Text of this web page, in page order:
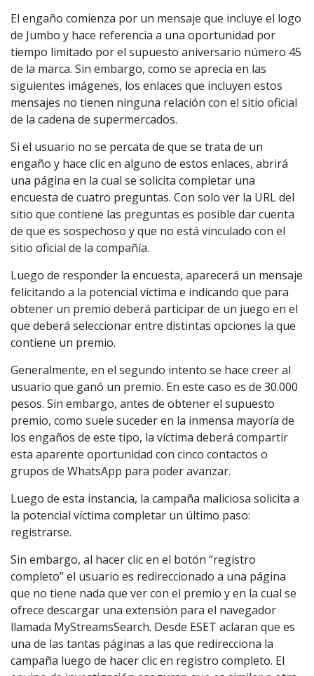
El engaño comienza por un mensaje que incluye el logo
de Jumbo y hace referencia a una oportunidad por
tiempo limitado por el supuesto aniversario número 45
de la marca. Sin embargo, como se aprecia en las
siguientes imágenes, los enlaces que incluyen estos
mensajes no tienen ninguna relación con el sitio oficial
de la cadena de supermercados.
Si el usuario no se percata de que se trata de un
engaño y hace clic en alguno de estos enlaces, abrirá
una página en la cual se solicita completar una
encuesta de cuatro preguntas. Con solo ver la URL del
sitio que contiene las preguntas es posible dar cuenta
de que es sospechoso y que no está vinculado con el
sitio oficial de la compañía.
Luego de responder la encuesta, aparecerá un mensaje
felicitando a la potencial víctima e indicando que para
obtener un premio deberá participar de un juego en el
que deberá seleccionar entre distintas opciones la que
contiene un premio.
Generalmente, en el segundo intento se hace creer al
usuario que ganó un premio. En este caso es de 30.000
pesos. Sin embargo, antes de obtener el supuesto
premio, como suele suceder en la inmensa mayoría de
los engaños de este tipo, la víctima deberá compartir
esta aparente oportunidad con cinco contactos o
grupos de WhatsApp para poder avanzar.
Luego de esta instancia, la campaña maliciosa solicita a
la potencial víctima completar un último paso:
registrarse.
Sin embargo, al hacer clic en el botón “registro
completo” el usuario es redireccionado a una página
que no tiene nada que ver con el premio y en la cual se
ofrece descargar una extensión para el navegador
llamada MyStreamsSearch. Desde ESET aclaran que es
una de las tantas páginas a las que redirecciona la
campaña luego de hacer clic en registro completo. El